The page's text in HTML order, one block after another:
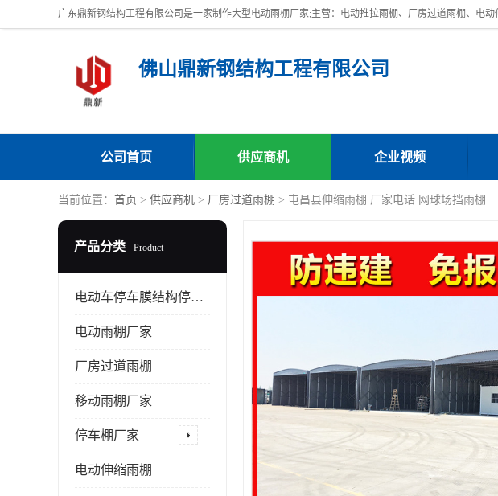
佛山鼎新钢结构工程有限公司
公司首页 供应商机 企业视频
当前位置： 首页 > 供应商机 > 厂房过道雨棚 > 屯昌县伸缩雨棚 厂家电话 网球场挡雨棚
产品分类 Product
电动车停车膜结构停车棚
电动雨棚厂家
厂房过道雨棚
移动雨棚厂家
停车棚厂家
电动伸缩雨棚